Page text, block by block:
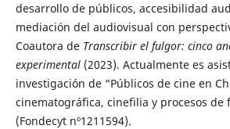
desarrollo de públicos, accesibilidad
mediación del audiovisual con
Coautora de Transcribir el fulgor: cinco
experimental(2023). Actualmente es
investigación de “Públicos de cine en
cinematográfica, cinefilia y procesos de
(Fondecyt nº1211594).